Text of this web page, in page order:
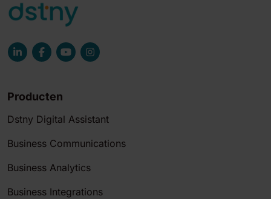
Producten
Dstny Digital Assistant
Business Communications
Business Analytics
Business Integrations